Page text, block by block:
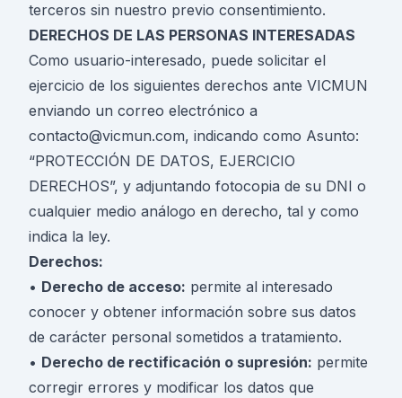
terceros sin nuestro previo consentimiento.
DERECHOS DE LAS PERSONAS INTERESADAS
Como usuario-interesado, puede solicitar el
ejercicio de los siguientes derechos ante VICMUN
enviando un correo electrónico a
contacto@vicmun.com, indicando como Asunto:
“PROTECCIÓN DE DATOS, EJERCICIO
DERECHOS”, y adjuntando fotocopia de su DNI o
cualquier medio análogo en derecho, tal y como
indica la ley.
Derechos:
• Derecho de acceso: permite al interesado
conocer y obtener información sobre sus datos
de carácter personal sometidos a tratamiento.
• Derecho de rectificación o supresión: permite
corregir errores y modificar los datos que